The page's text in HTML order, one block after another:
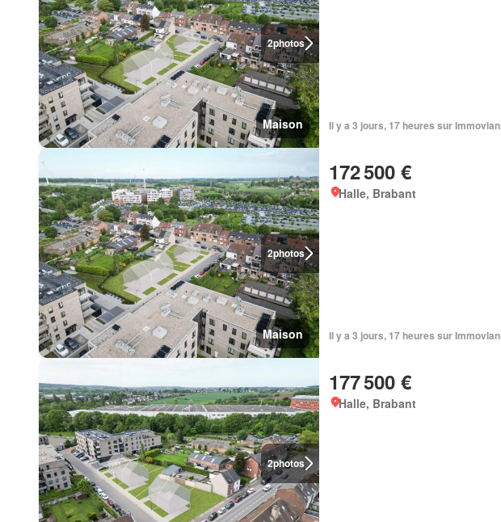
2photos
Maison Il y a 3 jours, 17 heures sur Immovlan
2photos
Maison
172 500 €
Halle, Brabant
Il y a 3 jours, 17 heures sur Immovlan
2photos
177 500 €
Halle, Brabant